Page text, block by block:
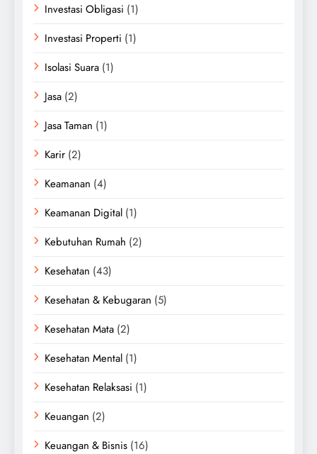
Investasi Obligasi (1)
Investasi Properti (1)
Isolasi Suara (1)
Jasa (2)
Jasa Taman (1)
Karir (2)
Keamanan (4)
Keamanan Digital (1)
Kebutuhan Rumah (2)
Kesehatan (43)
Kesehatan & Kebugaran (5)
Kesehatan Mata (2)
Kesehatan Mental (1)
Kesehatan Relaksasi (1)
Keuangan (2)
Keuangan & Bisnis (16)